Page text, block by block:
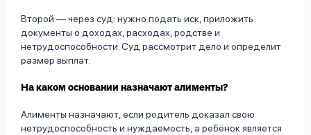
Второй — через суд: нужно подать иск, приложить
документы о доходах, расходах, родстве и
нетрудоспособности. Суд рассмотрит дело и определит
размер выплат.
На каком основании назначают алименты?
Алименты назначают, если родитель доказал свою
нетрудоспособность и нуждаемость, а ребёнок является